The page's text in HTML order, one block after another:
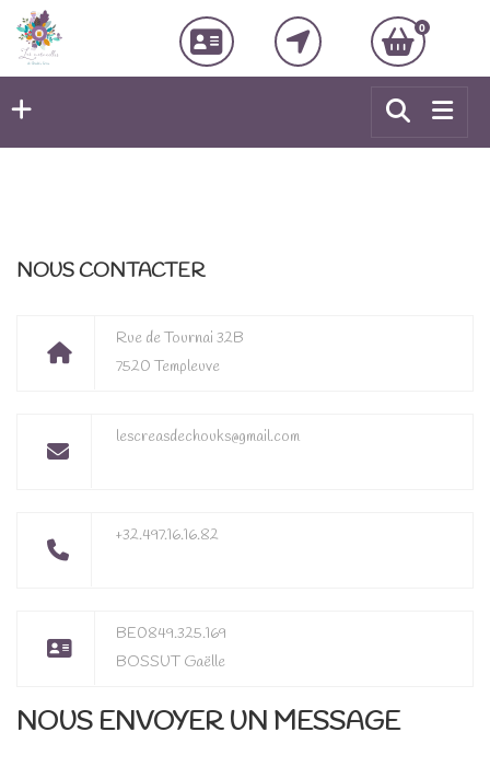
0
NOUS CONTACTER
Rue de Tournai 32B
7520 Templeuve
lescreasdechouks@gmail.com
+32.497.16.16.82
BE0849.325.169
BOSSUT Gaëlle
NOUS ENVOYER UN MESSAGE